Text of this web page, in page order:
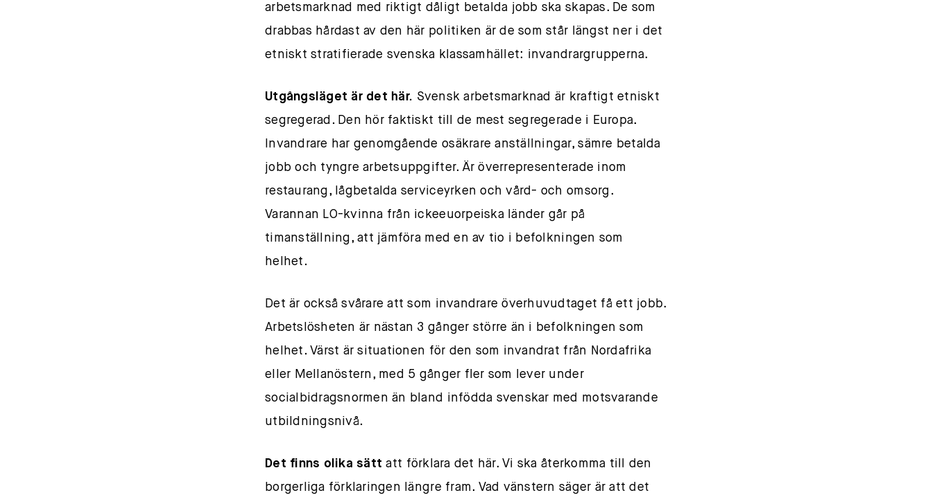
arbetsmarknad med riktigt dåligt betalda jobb ska skapas. De som
drabbas hårdast av den här politiken är de som står längst ner i det
etniskt stratifierade svenska klassamhället: invandrargrupperna.
Utgångsläget är det här. Svensk arbetsmarknad är kraftigt etniskt
segregerad. Den hör faktiskt till de mest segregerade i Europa.
Invandrare har genomgående osäkrare anställningar, sämre betalda
jobb och tyngre arbetsuppgifter. Är överrepresenterade inom
restaurang, lågbetalda serviceyrken och vård- och omsorg.
Varannan LO-kvinna från ickeeuorpeiska länder går på
timanställning, att jämföra med en av tio i befolkningen som
helhet.
Det är också svårare att som invandrare överhuvudtaget få ett jobb.
Arbetslösheten är nästan 3 gånger större än i befolkningen som
helhet. Värst är situationen för den som invandrat från Nordafrika
eller Mellanöstern, med 5 gånger fler som lever under
socialbidragsnormen än bland infödda svenskar med motsvarande
utbildningsnivå.
Det finns olika sätt att förklara det här. Vi ska återkomma till den
borgerliga förklaringen längre fram. Vad vänstern säger är att det